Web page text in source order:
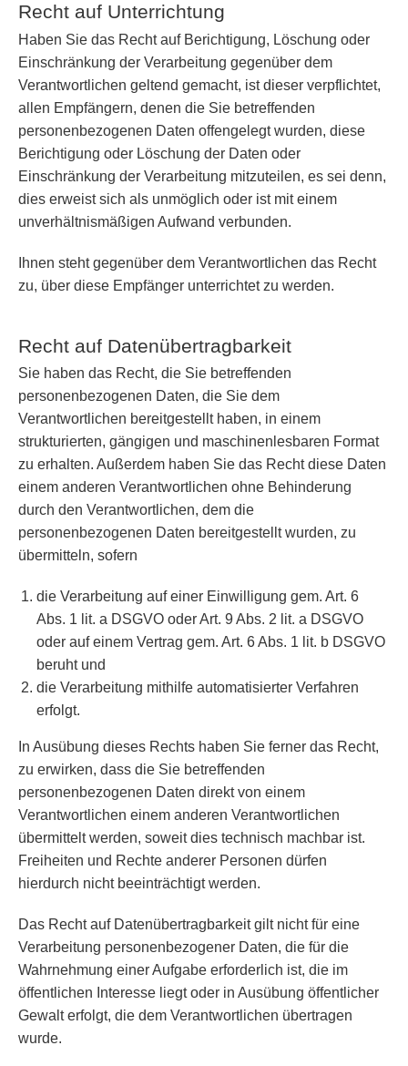
Recht auf Unterrichtung
Haben Sie das Recht auf Berichtigung, Löschung oder
Einschränkung der Verarbeitung gegenüber dem
Verantwortlichen geltend gemacht, ist dieser verpflichtet,
allen Empfängern, denen die Sie betreffenden
personenbezogenen Daten offengelegt wurden, diese
Berichtigung oder Löschung der Daten oder
Einschränkung der Verarbeitung mitzuteilen, es sei denn,
dies erweist sich als unmöglich oder ist mit einem
unverhältnismäßigen Aufwand verbunden.
Ihnen steht gegenüber dem Verantwortlichen das Recht
zu, über diese Empfänger unterrichtet zu werden.
Recht auf Datenübertragbarkeit
Sie haben das Recht, die Sie betreffenden
personenbezogenen Daten, die Sie dem
Verantwortlichen bereitgestellt haben, in einem
strukturierten, gängigen und maschinenlesbaren Format
zu erhalten. Außerdem haben Sie das Recht diese Daten
einem anderen Verantwortlichen ohne Behinderung
durch den Verantwortlichen, dem die
personenbezogenen Daten bereitgestellt wurden, zu
übermitteln, sofern
die Verarbeitung auf einer Einwilligung gem. Art. 6
Abs. 1 lit. a DSGVO oder Art. 9 Abs. 2 lit. a DSGVO
oder auf einem Vertrag gem. Art. 6 Abs. 1 lit. b DSGVO
beruht und
die Verarbeitung mithilfe automatisierter Verfahren
erfolgt.
In Ausübung dieses Rechts haben Sie ferner das Recht,
zu erwirken, dass die Sie betreffenden
personenbezogenen Daten direkt von einem
Verantwortlichen einem anderen Verantwortlichen
übermittelt werden, soweit dies technisch machbar ist.
Freiheiten und Rechte anderer Personen dürfen
hierdurch nicht beeinträchtigt werden.
Das Recht auf Datenübertragbarkeit gilt nicht für eine
Verarbeitung personenbezogener Daten, die für die
Wahrnehmung einer Aufgabe erforderlich ist, die im
öffentlichen Interesse liegt oder in Ausübung öffentlicher
Gewalt erfolgt, die dem Verantwortlichen übertragen
wurde.